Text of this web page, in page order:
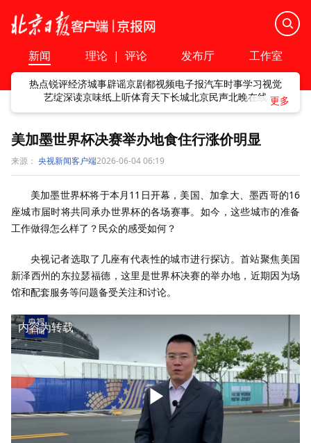
新闻 理论 | 评论 发布厅 工作室
热点锐评经济城事辟谣京剧都视频电子报汽车时事学习视觉
艺绽深读京味纸上听体育天下长城北京民声北晚在线
美加墨世界杯决赛举办地食住行涨价明显
来源： 央视新闻客户端2026-06-04 06:19
美加墨世界杯将于本月11日开幕，美国、加拿大、墨西哥的16
座城市届时将共同承办世界杯的各场赛事。如今，这些城市的准备
工作做得怎么样了？民众的感受如何？
央视记者选取了几座有代表性的城市进行探访。首站聚焦美国
新泽西州的东拉瑟福德，这里是世界杯决赛的举办地，近期因为场
馆和配套服务等问题备受关注和讨论。
内容为转载